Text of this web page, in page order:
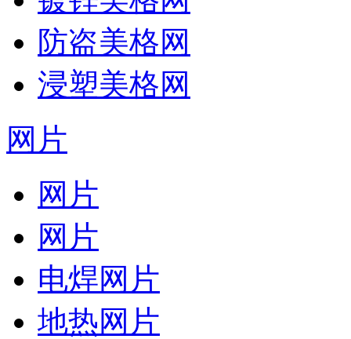
防盗美格网
浸塑美格网
网片
网片
网片
电焊网片
地热网片